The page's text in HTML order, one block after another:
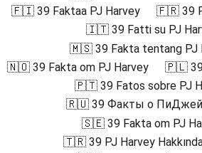
🇫🇮 39 Faktaa PJ Harvey
🇫🇷 39
🇮🇹 39 Fatti su PJ
🇲🇸 39 Fakta tentang PJ
🇳🇴 39 Fakta om PJ Harvey
🇵🇱 39
🇵🇹 39 Fatos sobre PJ
🇷🇺 39 Факты о ПиДжей
🇸🇪 39 Fakta om PJ
🇹🇷 39 PJ Harvey